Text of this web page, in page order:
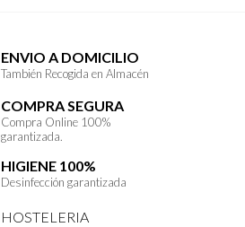
ENVIO A DOMICILIO
También Recogida en Almacén
COMPRA SEGURA
Compra Online 100%
garantizada.
HIGIENE 100%
Desinfección garantizada
HOSTELERIA